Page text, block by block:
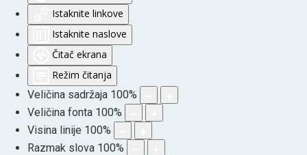
Istaknite linkove
Istaknite naslove
Čitač ekrana
Režim čitanja
Veličina sadržaja 100%
Veličina fonta 100%
Visina linije 100%
Razmak slova 100%